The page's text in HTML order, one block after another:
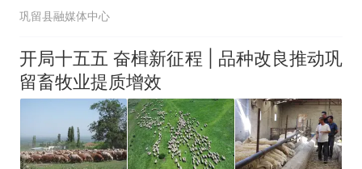
巩留县融媒体中心
开局十五五 奋楫新征程 | 品种改良推动巩
留畜牧业提质增效